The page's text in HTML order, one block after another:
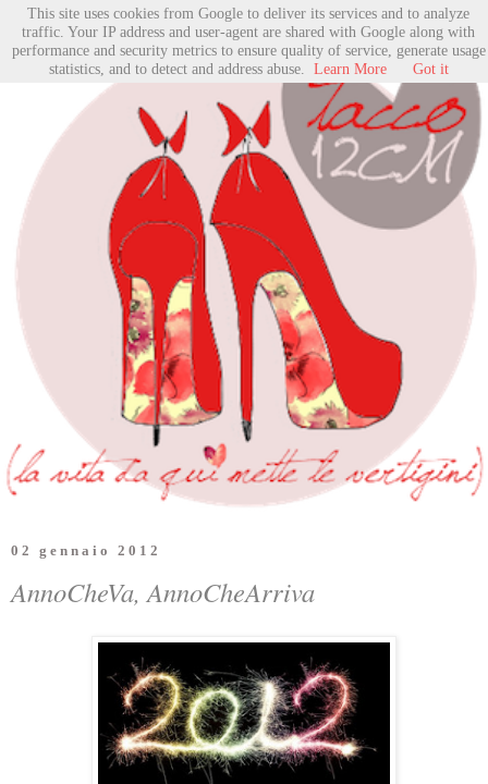
02 gennaio 2012
AnnoCheVa, AnnoCheArriva
This site uses cookies from Google to deliver its services and to analyze
traffic. Your IP address and user-agent are shared with Google along with
performance and security metrics to ensure quality of service, generate usage
statistics, and to detect and address abuse.
Learn More Got it